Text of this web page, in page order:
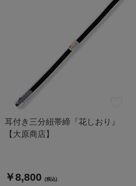
耳付き三分紐帯締『花しおり』
【大原商店】
￥8,800 (税込)